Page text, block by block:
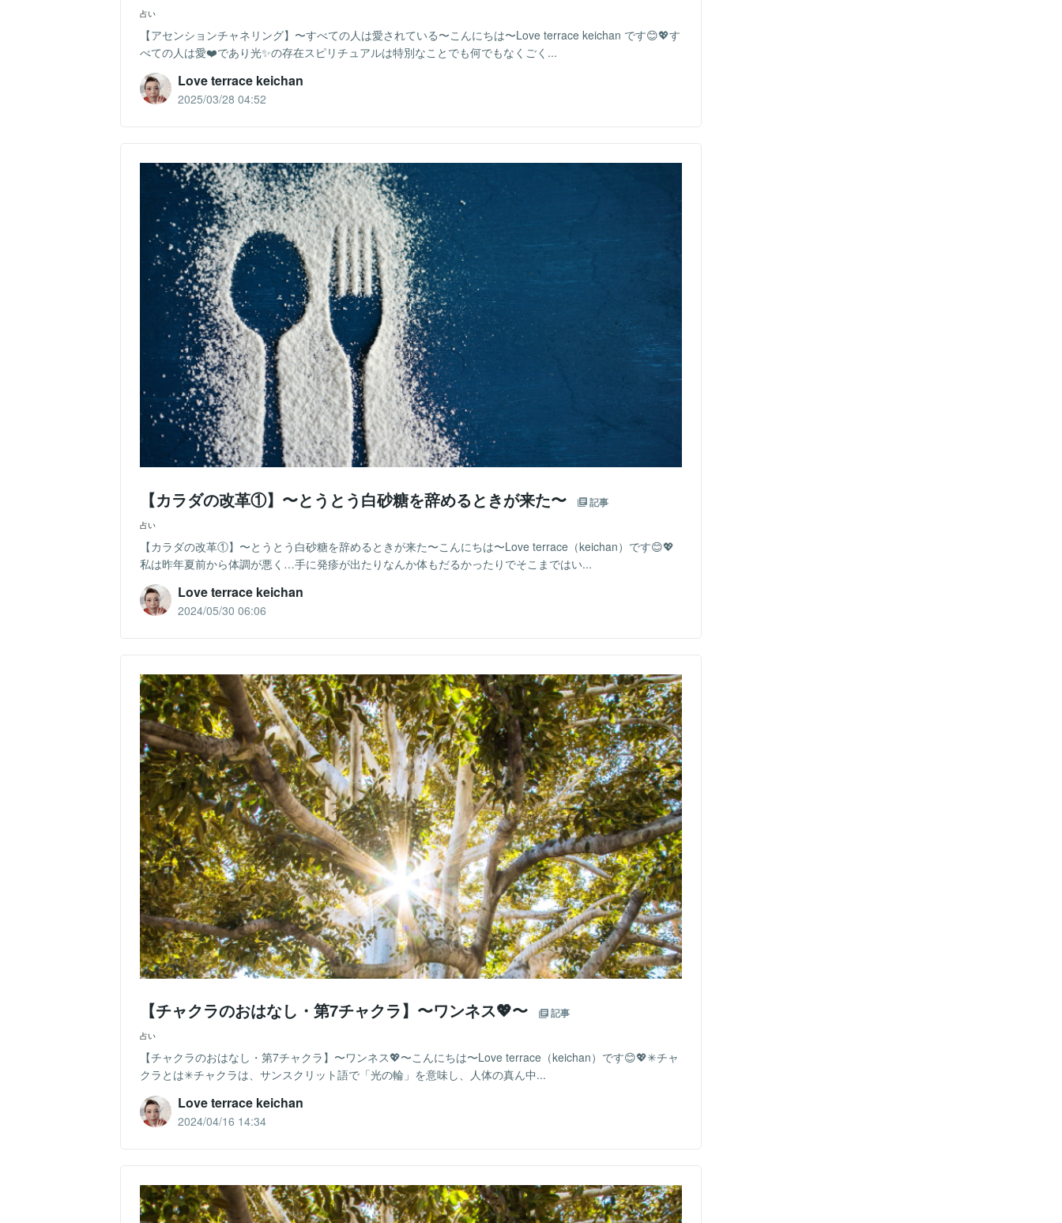
占い
【アセンションチャネリング】〜すべての人は愛されている〜こんにちは〜Love terrace keichan です😊💖す
べての人は愛❤️であり光✨の存在スピリチュアルは特別なことでも何でもなくごく...
Love terrace keichan
2025/03/28 04:52
【カラダの改革①】〜とうとう白砂糖を辞めるときが来た〜 記事
占い
【カラダの改革①】〜とうとう白砂糖を辞めるときが来た〜こんにちは〜Love terrace（keichan）です😊💖
私は昨年夏前から体調が悪く…手に発疹が出たりなんか体もだるかったりでそこまではい...
Love terrace keichan
2024/05/30 06:06
【チャクラのおはなし・第7チャクラ】〜ワンネス💖〜 記事
占い
【チャクラのおはなし・第7チャクラ】〜ワンネス💖〜こんにちは〜Love terrace（keichan）です😊💖✳︎チャ
クラとは✳︎チャクラは、サンスクリット語で「光の輪」を意味し、人体の真ん中...
Love terrace keichan
2024/04/16 14:34